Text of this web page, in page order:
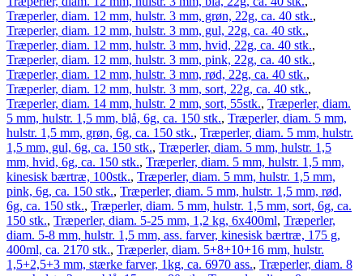
Træperler, diam. 12 mm, hulstr. 3 mm, grøn, 22g, ca. 40 stk.,
Træperler, diam. 12 mm, hulstr. 3 mm, gul, 22g, ca. 40 stk.,
Træperler, diam. 12 mm, hulstr. 3 mm, hvid, 22g, ca. 40 stk.,
Træperler, diam. 12 mm, hulstr. 3 mm, pink, 22g, ca. 40 stk.,
Træperler, diam. 12 mm, hulstr. 3 mm, rød, 22g, ca. 40 stk.,
Træperler, diam. 12 mm, hulstr. 3 mm, sort, 22g, ca. 40 stk.,
Træperler, diam. 14 mm, hulstr. 2 mm, sort, 55stk., Træperler, diam.
5 mm, hulstr. 1,5 mm, blå, 6g, ca. 150 stk., Træperler, diam. 5 mm,
hulstr. 1,5 mm, grøn, 6g, ca. 150 stk., Træperler, diam. 5 mm, hulstr.
1,5 mm, gul, 6g, ca. 150 stk., Træperler, diam. 5 mm, hulstr. 1,5
mm, hvid, 6g, ca. 150 stk., Træperler, diam. 5 mm, hulstr. 1,5 mm,
kinesisk bærtræ, 100stk., Træperler, diam. 5 mm, hulstr. 1,5 mm,
pink, 6g, ca. 150 stk., Træperler, diam. 5 mm, hulstr. 1,5 mm, rød,
6g, ca. 150 stk., Træperler, diam. 5 mm, hulstr. 1,5 mm, sort, 6g, ca.
150 stk., Træperler, diam. 5-25 mm, 1,2 kg, 6x400ml, Træperler,
diam. 5-8 mm, hulstr. 1,5 mm, ass. farver, kinesisk bærtræ, 175 g,
400ml, ca. 2170 stk., Træperler, diam. 5+8+10+16 mm, hulstr.
1,5+2,5+3 mm, stærke farver, 1kg, ca. 6970 ass., Træperler, diam. 8